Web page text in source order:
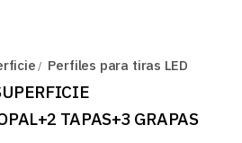
Perfiles para tiras LED
TAPAS+3 GRAPAS